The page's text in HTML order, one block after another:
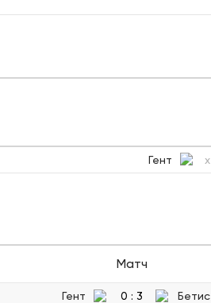
Гент x
Матч
Гент 0 : 3 Бетис